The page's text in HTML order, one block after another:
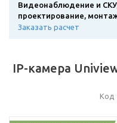
Видеонаблюдение и
проектирование,
Заказать расчет
IP-камера
Код